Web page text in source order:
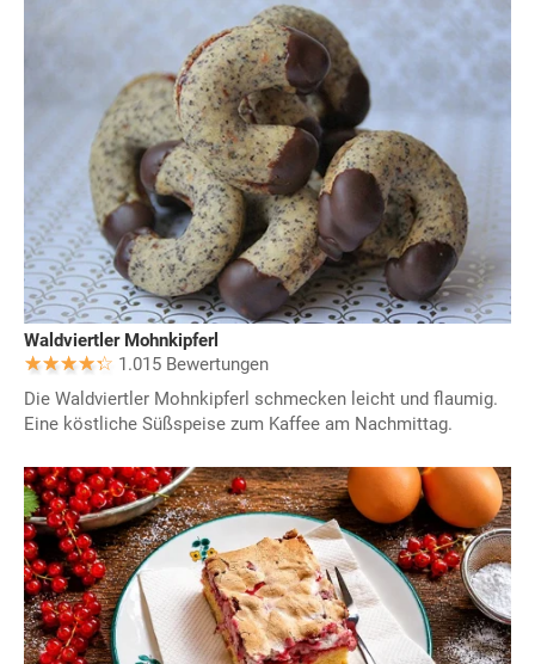
Waldviertler Mohnkipferl
1.015 Bewertungen
Die Waldviertler Mohnkipferl schmecken leicht und flaumig.
Eine köstliche Süßspeise zum Kaffee am Nachmittag.